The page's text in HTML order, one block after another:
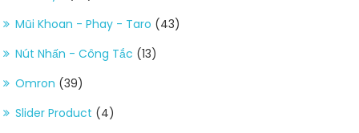
Mũi Khoan - Phay - Taro (43)
Nút Nhấn - Công Tắc (13)
Omron (39)
Slider Product (4)